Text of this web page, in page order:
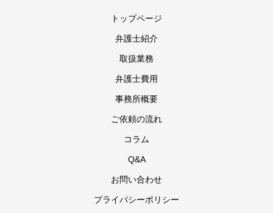
トップページ
弁護士紹介
取扱業務
弁護士費用
事務所概要
ご依頼の流れ
コラム
Q&A
お問い合わせ
プライバシーポリシー